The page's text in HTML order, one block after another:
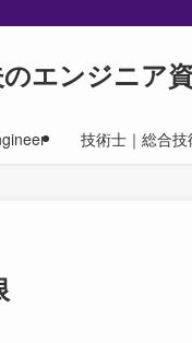
エンジニア
技術士｜総合技